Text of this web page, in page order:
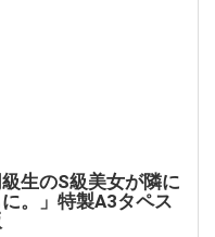
生のS級美女が隣に
。」特製A3タペス